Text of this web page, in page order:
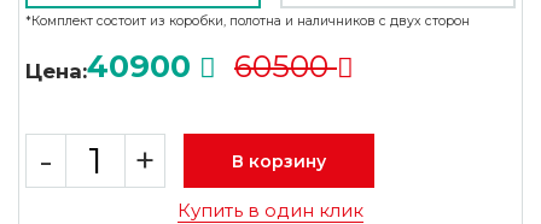
*Комплект состоит из коробки, полотна и наличников с двух сторон
Цена:40900 60500
- + В корзину
Купить в один клик